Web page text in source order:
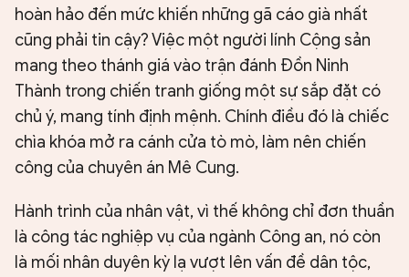
hoàn hảo đến mức khiến những gã cáo già nhất
cũng phải tin cậy? Việc một người lính Cộng sản
mang theo thánh giá vào trận đánh Đồn Ninh
Thành trong chiến tranh giống một sự sắp đặt có
chủ ý, mang tính định mệnh. Chính điều đó là chiếc
chìa khóa mở ra cánh cửa tò mò, làm nên chiến
công của chuyên án Mê Cung.
Hành trình của nhân vật, vì thế không chỉ đơn thuần
là công tác nghiệp vụ của ngành Công an, nó còn
là mối nhân duyên kỳ lạ vượt lên vấn đề dân tộc,